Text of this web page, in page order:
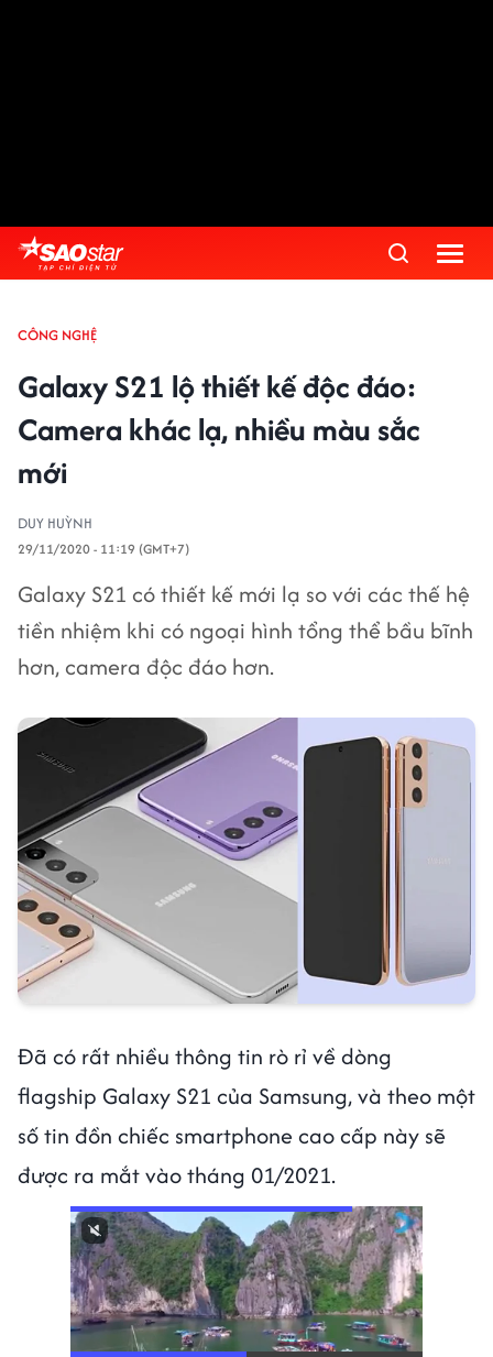
CÔNG NGHỆ
Galaxy S21 lộ thiết kế độc đáo:
Camera khác lạ, nhiều màu sắc
mới
DUY HUỲNH
29/11/2020 - 11:19 (GMT+7)
Galaxy S21 có thiết kế mới lạ so với các thế hệ
tiền nhiệm khi có ngoại hình tổng thể bầu bĩnh
hơn, camera độc đáo hơn.
Đã có rất nhiều thông tin rò rỉ về dòng
flagship Galaxy S21 của Samsung, và theo một
số tin đồn chiếc smartphone cao cấp này sẽ
được ra mắt vào tháng 01/2021.